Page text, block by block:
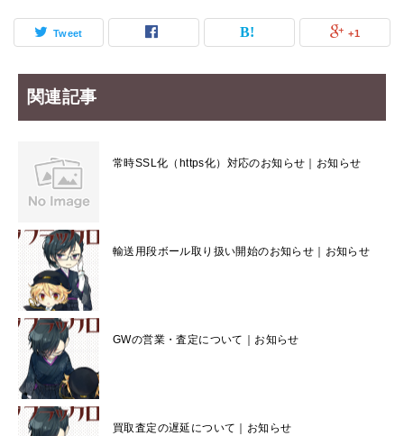
Tweet +1
関連記事
常時SSL化（https化）対応のお知らせ｜お知らせ
輸送用段ボール取り扱い開始のお知らせ｜お知らせ
GWの営業・査定について｜お知らせ
買取査定の遅延について｜お知らせ